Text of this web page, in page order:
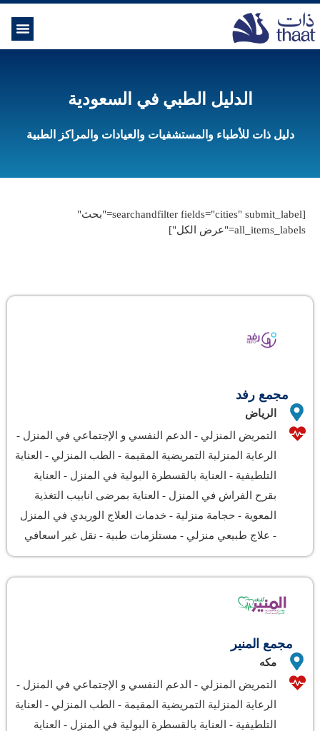
الدليل الطبي في السعودية
دليل ذات للأطباء والمستشفيات والعيادات والمراكز الطبية
[searchandfilter fields="cities" submit_label="بحث"
all_items_labels="عرض الكل"]
مجمع رفد
الرياض
التمريض المنزلي - الدعم النفسي و الإجتماعي في المنزل -
الرعاية المنزلية التمريضية المقيمة - الطب المنزلي - العناية
التلطيفية - العناية بالقسطرة البولية في المنزل - العناية
بقرح الفراش في المنزل - العناية بمرضى انابيب التغذية
المعوية - حجامة منزلية - خدمات العلاج الوريدي في المنزل
- علاج طبيعي منزلي - مستلزمات طبية - نقل غير اسعافي
مجمع المنير
مكه
التمريض المنزلي - الدعم النفسي و الإجتماعي في المنزل -
الرعاية المنزلية التمريضية المقيمة - الطب المنزلي - العناية
التلطيفية - العناية بالقسطرة البولية في المنزل - العناية